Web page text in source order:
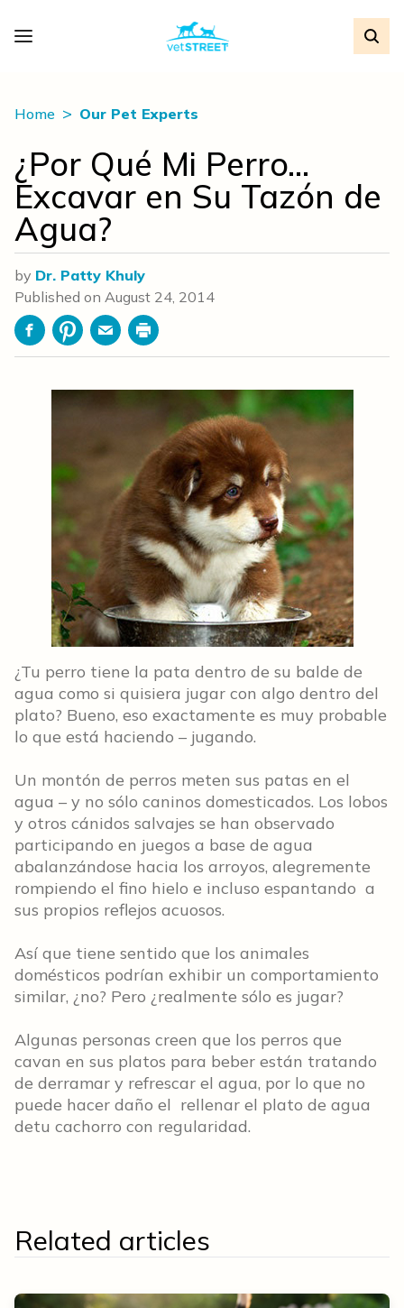
Home Our Pet Experts
¿Por Qué Mi Perro…
Excavar en Su Tazón de
Agua?
by Dr. Patty Khuly
Published on August 24, 2014
FacebookPinterestEmailPrint
¿Tu perro tiene la pata dentro de su balde de
agua como si quisiera jugar con algo dentro del
plato? Bueno, eso exactamente es muy probable
lo que está haciendo – jugando.
Un montón de perros meten sus patas en el
agua – y no sólo caninos domesticados. Los lobos
y otros cánidos salvajes se han observado
participando en juegos a base de agua
abalanzándose hacia los arroyos, alegremente
rompiendo el fino hielo e incluso espantando a
sus propios reflejos acuosos.
Así que tiene sentido que los animales
domésticos podrían exhibir un comportamiento
similar, ¿no? Pero ¿realmente sólo es jugar?
Algunas personas creen que los perros que
cavan en sus platos para beber están tratando
de derramar y refrescar el agua, por lo que no
puede hacer daño el rellenar el plato de agua
detu cachorro con regularidad.
Related articles